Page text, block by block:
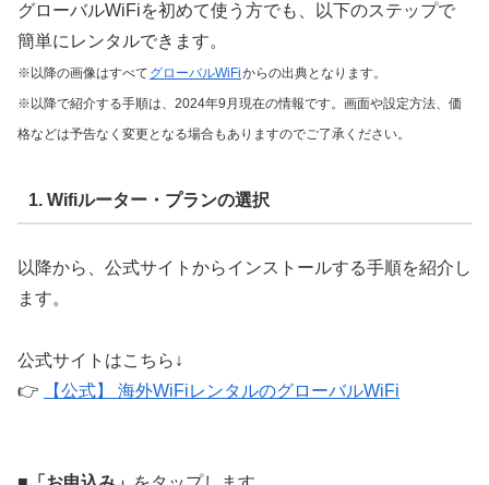
グローバルWiFiを初めて使う方でも、以下のステップで
簡単にレンタルできます。
※以降の画像はすべて グローバルWiFiからの出典となります。
※以降で紹介する手順は、2024年9月現在の情報です。画面や設定方法、 価
格などは予告なく変更となる場合もありますのでご了承ください。
1. Wifiルーター・プランの選択
以降から、公式サイトからインストールする手順を紹介し
ます。
公式サイトはこちら↓
👉
【公式】 海外WiFiレンタルのグローバルWiFi